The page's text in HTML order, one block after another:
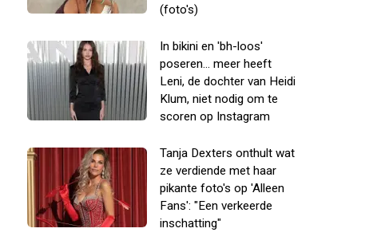
(foto's)
In bikini en 'bh-loos'
poseren... meer heeft
Leni, de dochter van Heidi
Klum, niet nodig om te
scoren op Instagram
Tanja Dexters onthult wat
ze verdiende met haar
pikante foto's op 'Alleen
Fans': "Een verkeerde
inschatting"